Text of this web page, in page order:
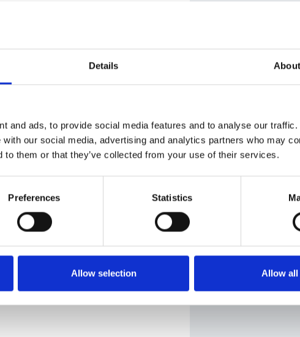
Details About
and ads, to provide social media features and to analyse our
our social media, advertising and analytics partners who may
to them or that they’ve collected from your use of their services.
Preferences Statistics
Allow selection Allow all
1
la Segreteria alinfo@camic.czoppure